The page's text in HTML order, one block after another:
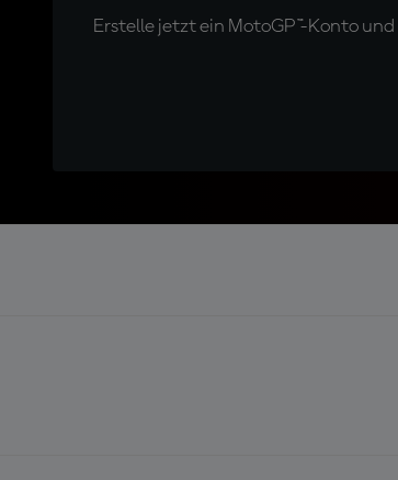
Erstelle jetzt ein MotoGP™-Konto